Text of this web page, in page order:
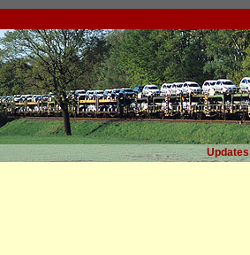
Updates